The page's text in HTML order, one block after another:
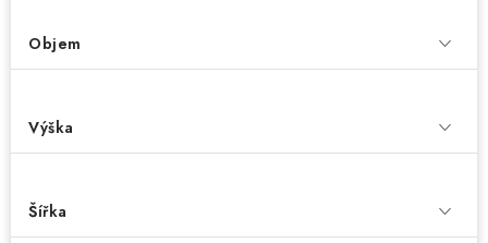
Objem
Výška
Šířka